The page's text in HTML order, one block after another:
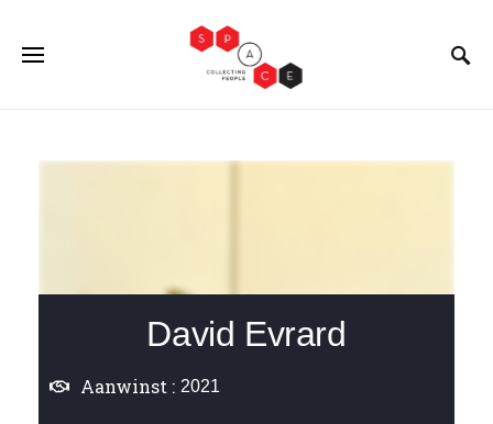
David Evrard
Aanwinst : 2021